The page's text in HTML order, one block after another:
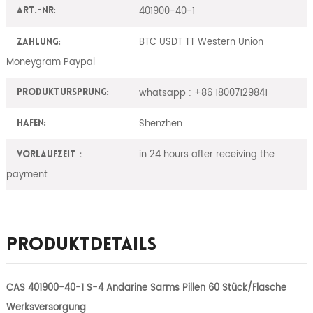
Art.-Nr: 401900-40-1
Zahlung:
BTC USDT TT Western Union
Moneygram Paypal
ProduktUrsprung: whatsapp : +86 18007129841
Hafen: Shenzhen
Vorlaufzeit：
in 24 hours after receiving the
payment
Produktdetails
CAS 401900-40-1 S-4 Andarine Sarms Pillen 60 Stück/Flasche
Werksversorgung